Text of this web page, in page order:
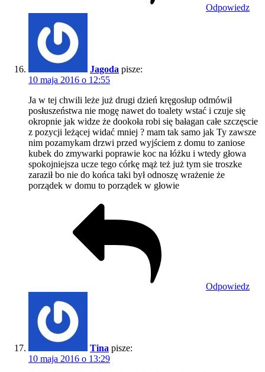
Odpowiedz
Jagoda pisze:
10 maja 2016 o 12:55
Ja w tej chwili leże już drugi dzień kręgosłup odmówił
posłuszeństwa nie mogę nawet do toalety wstać i czuje się
okropnie jak widze że dookoła robi się bałagan całe szczęscie
z pozycji leżącej widać mniej ? mam tak samo jak Ty zawsze
nim pozamykam drzwi przed wyjściem z domu to zaniose
kubek do zmywarki poprawie koc na łóżku i wtedy głowa
spokojniejsza ucze tego córkę mąż też już tym sie troszke
zaraził bo nie do końca taki był odnoszę wrażenie że
porządek w domu to porządek w głowie
Odpowiedz
Tina pisze:
10 maja 2016 o 13:29